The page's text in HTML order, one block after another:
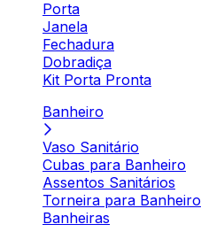
Porta
Janela
Fechadura
Dobradiça
Kit Porta Pronta
Banheiro
Vaso Sanitário
Cubas para Banheiro
Assentos Sanitários
Torneira para Banheiro
Banheiras